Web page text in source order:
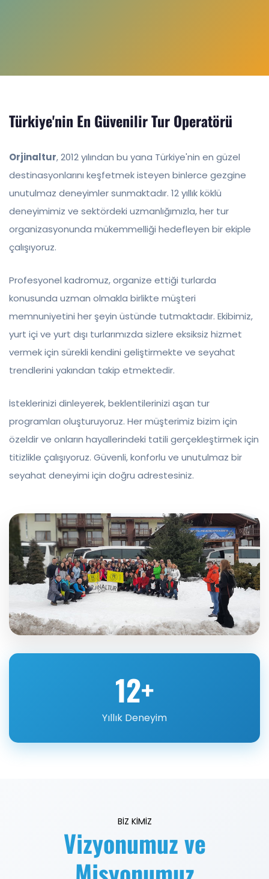
Türkiye'nin En Güvenilir Tur Operatörü
Orjinaltur, 2012 yılından bu yana Türkiye'nin en güzel
destinasyonlarını keşfetmek isteyen binlerce gezgine
unutulmaz deneyimler sunmaktadır. 12 yıllık köklü
deneyimimiz ve sektördeki uzmanlığımızla, her tur
organizasyonunda mükemmelliği hedefleyen bir ekiple
çalışıyoruz.
Profesyonel kadromuz, organize ettiği turlarda
konusunda uzman olmakla birlikte müşteri
memnuniyetini her şeyin üstünde tutmaktadır. Ekibimiz,
yurt içi ve yurt dışı turlarımızda sizlere eksiksiz hizmet
vermek için sürekli kendini geliştirmekte ve seyahat
trendlerini yakından takip etmektedir.
İsteklerinizi dinleyerek, beklentilerinizi aşan tur
programları oluşturuyoruz. Her müşterimiz bizim için
özeldir ve onların hayallerindeki tatili gerçekleştirmek için
titizlikle çalışıyoruz. Güvenli, konforlu ve unutulmaz bir
seyahat deneyimi için doğru adrestesiniz.
12+
Yıllık Deneyim
BİZ KİMİZ
Vizyonumuz ve